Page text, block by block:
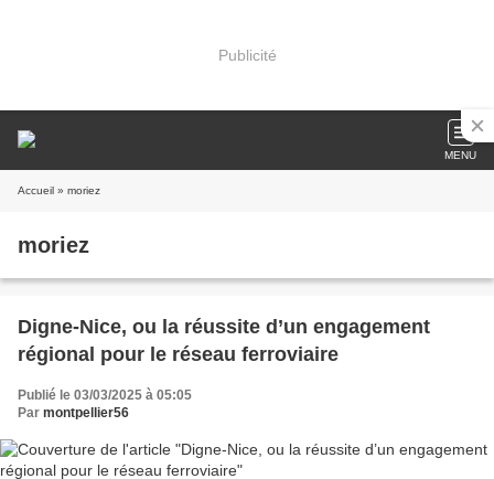
Publicité
MENU
Accueil » moriez
moriez
Digne-Nice, ou la réussite d’un engagement
régional pour le réseau ferroviaire
Publié le 03/03/2025 à 05:05
Par montpellier56